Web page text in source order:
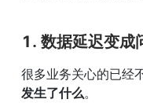
1. 数据延迟变成
很多业务关心的已经
发生了什么。